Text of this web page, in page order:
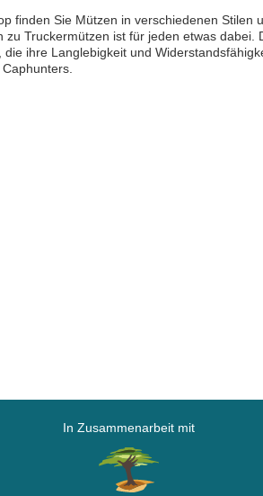
finden Sie Mützen in verschiedenen
zu Truckermützen ist für jeden etwas
die ihre Langlebigkeit und
In Zusammenarbeit mit